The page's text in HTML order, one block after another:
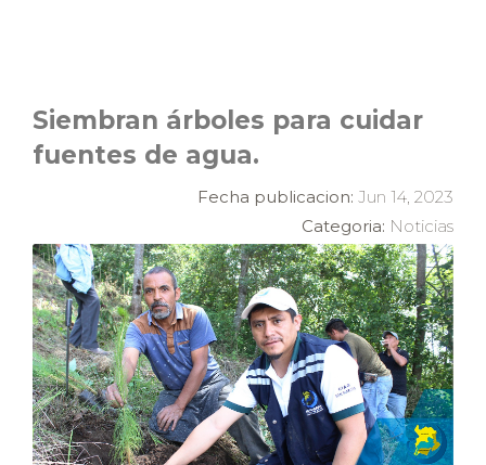
Siembran árboles para cuidar
fuentes de agua.
Fecha publicacion: Jun 14, 2023
Categoria: Noticias